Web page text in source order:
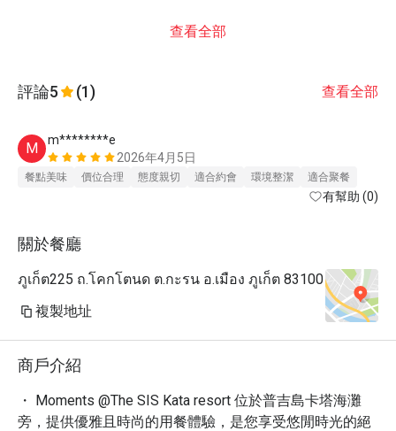
查看全部
評論5 (1) 查看全部
M
m********e
2026年4月5日
餐點美味 價位合理 態度親切 適合約會 環境整潔 適合聚餐
有幫助 (0)
關於餐廳
ภูเก็ต225 ถ.โคกโตนด ต.กะรน อ.เมือง ภูเก็ต 83100
複製地址
商戶介紹
・ Moments @The SIS Kata resort 位於普吉島卡塔海灘
旁，提供優雅且時尚的用餐體驗，是您享受悠閒時光的絕